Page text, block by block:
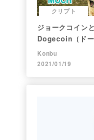
クリプト
ジョークコイン
Dogecoin（ド
まで。注目され
Konbu
2021/01/19